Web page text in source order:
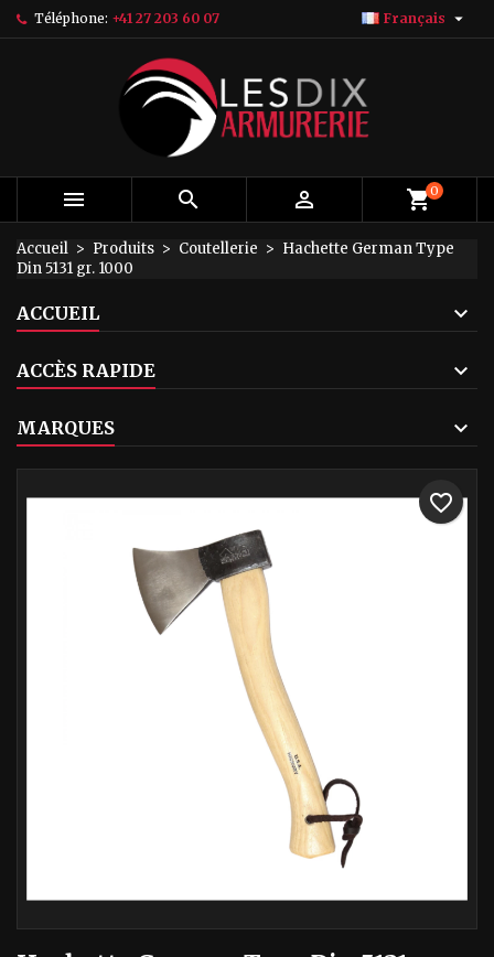
Téléphone: +41 27 203 60 07 Français 
   0
Accueil Produits Coutellerie
Hachette German Type
Din 5131 gr. 1000
ACCUEIL
ACCÈS RAPIDE
MARQUES
favorite_border
My wishlists ×
Create new list
Créer une liste d'envies ×
Nom de la liste d'envies
Créer une liste d'envies
Connexion ×
Vous devez être connecté pour ajouter des produits
à votre liste d'envies.
Annuler Connexion